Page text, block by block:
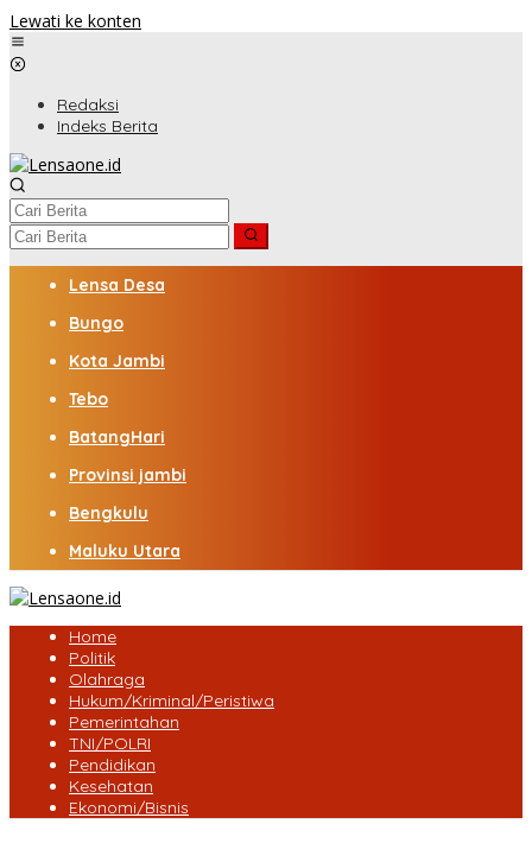
Lewati ke konten
Redaksi
Indeks Berita
Lensa Desa
Bungo
Kota Jambi
Tebo
BatangHari
Provinsi jambi
Bengkulu
Maluku Utara
Home
Politik
Olahraga
Hukum/Kriminal/Peristiwa
Pemerintahan
TNI/POLRI
Pendidikan
Kesehatan
Ekonomi/Bisnis